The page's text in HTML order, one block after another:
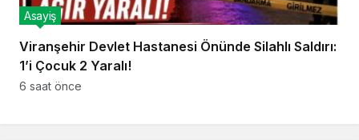
Viranşehir Devlet Hastanesi Önünde Silahlı Saldırı:
1’i Çocuk 2 Yaralı!
Asayiş
6 saat önce